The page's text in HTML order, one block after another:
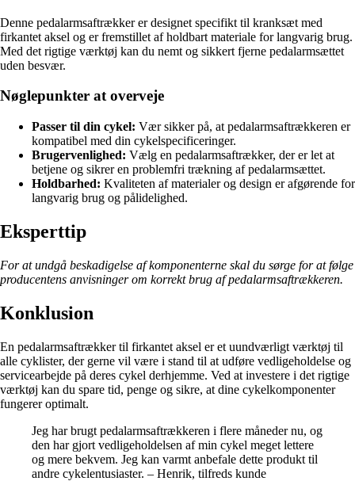
Denne pedalarmsaftrækker er designet specifikt til kranksæt med
firkantet aksel og er fremstillet af holdbart materiale for langvarig brug.
Med det rigtige værktøj kan du nemt og sikkert fjerne pedalarmsættet
uden besvær.
Nøglepunkter at overveje
Passer til din cykel: Vær sikker på, at pedalarmsaftrækkeren er
kompatibel med din cykelspecificeringer.
Brugervenlighed: Vælg en pedalarmsaftrækker, der er let at
betjene og sikrer en problemfri trækning af pedalarmsættet.
Holdbarhed: Kvaliteten af materialer og design er afgørende for
langvarig brug og pålidelighed.
Eksperttip
For at undgå beskadigelse af komponenterne skal du sørge for at følge
producentens anvisninger om korrekt brug af pedalarmsaftrækkeren.
Konklusion
En pedalarmsaftrækker til firkantet aksel er et uundværligt værktøj til
alle cyklister, der gerne vil være i stand til at udføre vedligeholdelse og
servicearbejde på deres cykel derhjemme. Ved at investere i det rigtige
værktøj kan du spare tid, penge og sikre, at dine cykelkomponenter
fungerer optimalt.
Jeg har brugt pedalarmsaftrækkeren i flere måneder nu, og
den har gjort vedligeholdelsen af min cykel meget lettere
og mere bekvem. Jeg kan varmt anbefale dette produkt til
andre cykelentusiaster. – Henrik, tilfreds kunde